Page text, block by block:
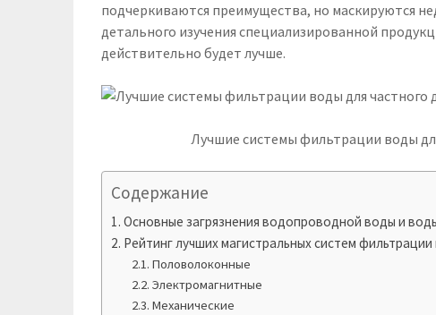
подчеркиваются преимущества, но маскируются
детального изучения специализированной
действительно будет лучше.
Лучшие системы фильтрации воды
Содержание
Основные загрязнения водопроводной воды и
Рейтинг лучших магистральных систем
Половолоконные
Электромагнитные
Механические